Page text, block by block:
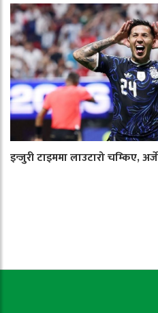
इन्जुरी टाइममा लाउटारो चम्किए,